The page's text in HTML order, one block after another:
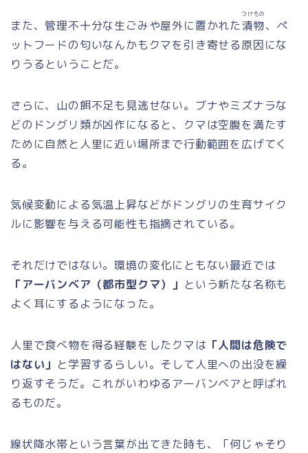
また、管理不十分な生ごみや屋外に置かれた漬物
つけもの
、ペ
ットフードの匂いなんかもクマを引き寄せる原因にな
りうるということだ。
さらに、山の餌不足も見逃せない。ブナやミズナラな
どのドングリ類が凶作になると、クマは空腹を満たす
ために自然と人里に近い場所まで行動範囲を広げてく
る。
気候変動による気温上昇などがドングリの生育サイク
ルに影響を与える可能性も指摘されている。
それだけではない。環境の変化にともない最近では
「アーバンベア（都市型クマ）」 という新たな名称も
よく耳にするようになった。
人里で食べ物を得る経験をしたクマは 「人間は危険で
はない」 と学習するらしい。そして人里への出没を繰
り返すそうだ。これがいわゆるアーバンベアと呼ばれ
るものだ。
線状降水帯という言葉が出てきた時も、「何じゃそり